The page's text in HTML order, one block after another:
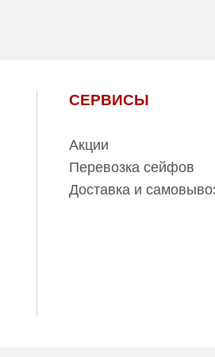
СЕРВИСЫ
Акции
Перевозка сейфов
Доставка и